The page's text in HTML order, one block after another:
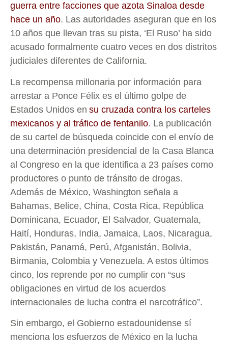
guerra entre facciones que azota Sinaloa desde
hace un año. Las autoridades aseguran que en los
10 años que llevan tras su pista, ‘El Ruso’ ha sido
acusado formalmente cuatro veces en dos distritos
judiciales diferentes de California.
La recompensa millonaria por información para
arrestar a Ponce Félix es el último golpe de
Estados Unidos en su cruzada contra los carteles
mexicanos y al tráfico de fentanilo. La publicación
de su cartel de búsqueda coincide con el envío de
una determinación presidencial de la Casa Blanca
al Congreso en la que identifica a 23 países como
productores o punto de tránsito de drogas.
Además de México, Washington señala a
Bahamas, Belice, China, Costa Rica, República
Dominicana, Ecuador, El Salvador, Guatemala,
Haití, Honduras, India, Jamaica, Laos, Nicaragua,
Pakistán, Panamá, Perú, Afganistán, Bolivia,
Birmania, Colombia y Venezuela. A estos últimos
cinco, los reprende por no cumplir con “sus
obligaciones en virtud de los acuerdos
internacionales de lucha contra el narcotráfico”.
Sin embargo, el Gobierno estadounidense sí
menciona los esfuerzos de México en la lucha